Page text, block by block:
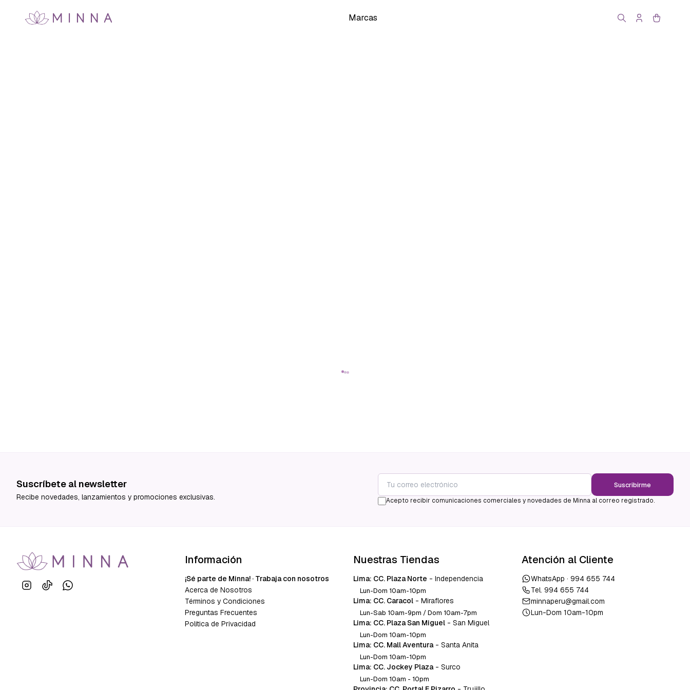
Marcas
Suscríbete al newsletter
Recibe novedades, lanzamientos y promociones exclusivas.
Suscribirme
Acepto recibir comunicaciones comerciales y novedades de Minna al correo registrado.
Información
¡Sé parte de Minna! · Trabaja con nosotros
Acerca de Nosotros
Términos y Condiciones
Preguntas Frecuentes
Política de Privacidad
Nuestras Tiendas
Lima: CC. Plaza Norte - Independencia
Lun-Dom 10am-10pm
Lima: CC. Caracol - Miraflores
Lun-Sab 10am-9pm / Dom 10am-7pm
Lima: CC. Plaza San Miguel - San Miguel
Lun-Dom 10am-10pm
Lima: CC. Mall Aventura - Santa Anita
Lun-Dom 10am-10pm
Lima: CC. Jockey Plaza - Surco
Lun-Dom 10am - 10pm
Atención al Cliente
WhatsApp · 994 655 744
Tel. 994 655 744
minnaperu@gmail.com
Lun-Dom 10am-10pm